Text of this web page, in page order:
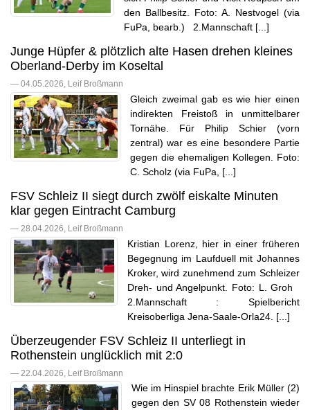
den Ballbesitz. Foto: A. Nestvogel (via
FuPa, bearb.) 2.Mannschaft [...]
Junge Hüpfer & plötzlich alte Hasen drehen kleines
Oberland-Derby im Koseltal
— 04.05.2026, Leif Broßmann
Gleich zweimal gab es wie hier einen
indirekten Freistoß in unmittelbarer
Tornähe. Für Philip Schier (vorn
zentral) war es eine besondere Partie
gegen die ehemaligen Kollegen. Foto:
C. Scholz (via FuPa, [...]
FSV Schleiz II siegt durch zwölf eiskalte Minuten
klar gegen Eintracht Camburg
— 28.04.2026, Leif Broßmann
Kristian Lorenz, hier in einer früheren
Begegnung im Laufduell mit Johannes
Kroker, wird zunehmend zum Schleizer
Dreh- und Angelpunkt. Foto: L. Groh
2.Mannschaft : Spielbericht
Kreisoberliga Jena-Saale-Orla24. [...]
Überzeugender FSV Schleiz II unterliegt in
Rothenstein unglücklich mit 2:0
— 22.04.2026, Leif Broßmann
Wie im Hinspiel brachte Erik Müller (2)
gegen den SV 08 Rothenstein wieder